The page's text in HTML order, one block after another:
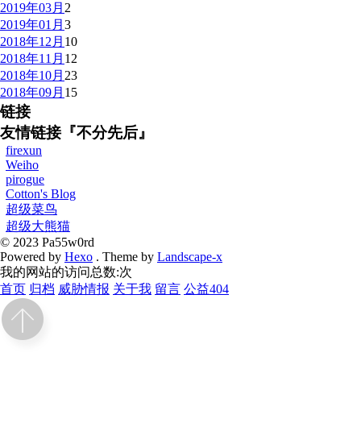
2019年03月 2
2019年01月 3
2018年12月 10
2018年11月 12
2018年10月 23
2018年09月 15
链接
友情链接『不分先后』
firexun
Weiho
pirogue
Cotton's Blog
超级菜鸟
超级大熊猫
© 2023 Pa55w0rd
Powered by Hexo . Theme by Landscape-x
我的网站的访问总数:次
首页 归档 威胁情报 关于我 留言 公益404